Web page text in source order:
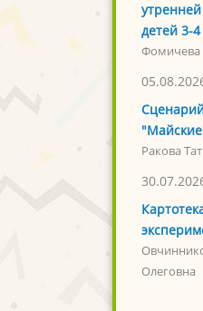
детей 3-
Фомичева
Ракова
Олеговна